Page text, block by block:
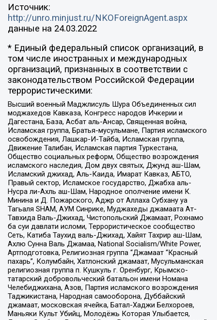
Источник:
http://unro.minjust.ru/NKOForeignAgent.aspx
данные на 24.03.2022
* Единый федеральный список организаций, в
том числе иностранных и международных
организаций, признанных в соответствии с
законодательством Российской Федерации
террористическими:
Высший военный Маджлисуль Шура Объединенных сил
моджахедов Кавказа, Конгресс народов Ичкерии и
Дагестана, База, Асбат аль-Ансар, Священная война,
Исламская группа, Братья-мусульмане, Партия исламского
освобождения, Лашкар-И-Тайба, Исламская группа,
Движение Талибан, Исламская партия Туркестана,
Общество социальных реформ, Общество возрождения
исламского наследия, Дом двух святых, Джунд аш-Шам,
Исламский джихад, Аль-Каида, Имарат Кавказ, АБТО,
Правый сектор, Исламское государство, Джабха аль-
Нусра ли-Ахль аш-Шам, Народное ополчение имени К.
Минина и Д. Пожарского, Аджр от Аллаха Субхану уа
Тагьаля SHAM, АУМ Синрике, Муджахеды джамаата Ат-
Тавхида Валь-Джихад, Чистопольский Джамаат, Рохнамо
ба суи давлати исломи, Террористическое сообщество
Сеть, Катиба Таухид валь-Джихад, Хайят Тахрир аш-Шам,
Ахлю Сунна Валь Джамаа, National Socialism/White Power,
Артподготовка, Религиозная группа “Джамаат “Красный
пахарь”, Колумбайн, Хатлонский джамаат, Мусульманская
религиозная группа п. Кушкуль г. Оренбург, Крымско-
татарский добровольческий батальон имени Номана
Челебиджихана, Азов, Партия исламского возрождения
Таджикистана, Народная самооборона, Дуббайский
джамаат, московская ячейка, Батал-Хаджи Белхороев,
Маньяки Культ Убийц, Молодёжь Которая Улыбается,